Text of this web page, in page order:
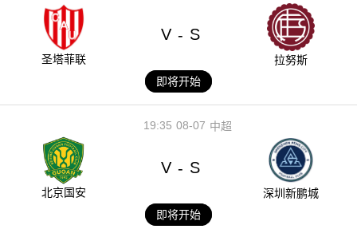
圣塔菲联
V - S
拉努斯
即将开始
08-07
19:35 中超
北京国安
V - S
深圳新鹏城
即将开始